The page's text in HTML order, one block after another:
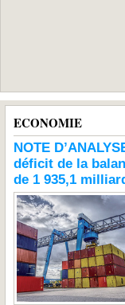
ECONOMIE
NOTE
déficit de la
de 1 935,1